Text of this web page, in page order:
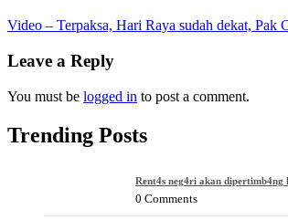
Post
navigation
Video – Terpaksa, Hari Raya sudah dekat, Pak
Leave a Reply
You must be logged in to post a comment.
Trending Posts
Rent4s neg4ri akan
0 Comments